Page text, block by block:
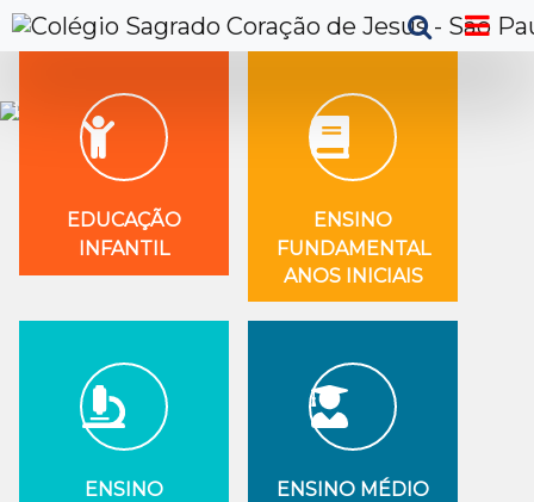
Previous Next
EDUCAÇÃO
INFANTIL
ENSINO
FUNDAMENTAL
ANOS INICIAIS
ENSINO
ENSINO MÉDIO